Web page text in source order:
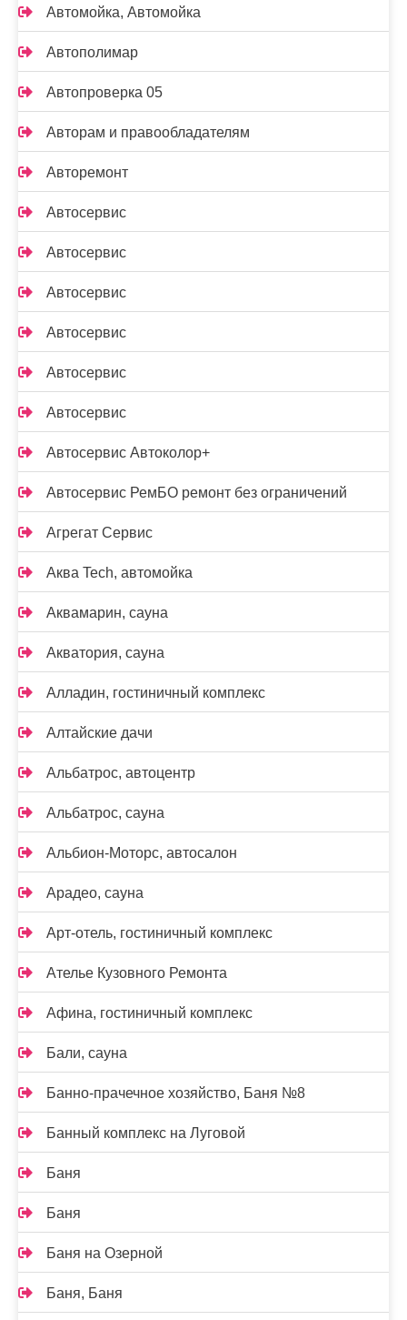
Автомойка, Автомойка
Автополимар
Автопроверка 05
Авторам и правообладателям
Авторемонт
Автосервис
Автосервис
Автосервис
Автосервис
Автосервис
Автосервис
Автосервис Автоколор+
Автосервис РемБО ремонт без ограничений
Агрегат Сервис
Аква Tech, автомойка
Аквамарин, сауна
Акватория, сауна
Алладин, гостиничный комплекс
Алтайские дачи
Альбатрос, автоцентр
Альбатрос, сауна
Альбион-Моторс, автосалон
Арадео, сауна
Арт-отель, гостиничный комплекс
Ателье Кузовного Ремонта
Афина, гостиничный комплекс
Бали, сауна
Банно-прачечное хозяйство, Баня №8
Банный комплекс на Луговой
Баня
Баня
Баня на Озерной
Баня, Баня